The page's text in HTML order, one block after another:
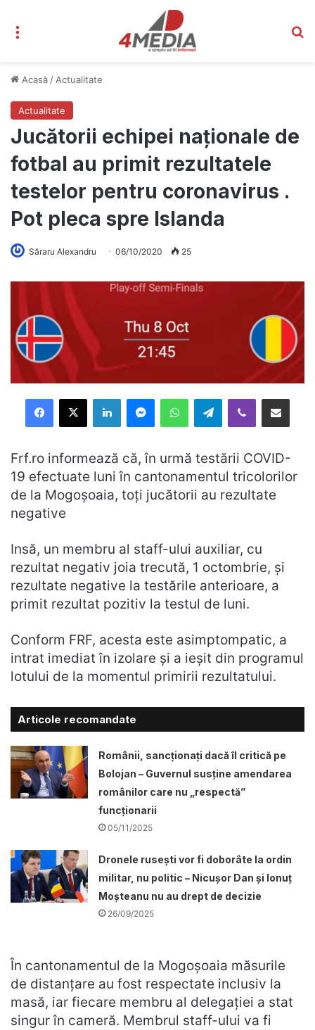
Acasă / Actualitate
Actualitate
Jucătorii echipei naționale de
fotbal au primit rezultatele
testelor pentru coronavirus .
Pot pleca spre Islanda
Săraru Alexandru 06/10/2020 25
Facebook
X LinkedInMessengerWhatsAppTelegramViber Distribuie prin mail
Frf.ro informează că, în urmă testării COVID-
19 efectuate luni în cantonamentul tricolorilor
de la Mogoșoaia, toți jucătorii au rezultate
negative
Insă, un membru al staff-ului auxiliar, cu
rezultat negativ joia trecută, 1 octombrie, și
rezultate negative la testările anterioare, a
primit rezultat pozitiv la testul de luni.
Conform FRF, acesta este asimptompatic, a
intrat imediat în izolare și a ieșit din programul
lotului de la momentul primirii rezultatului.
Articole recomandate
Românii, sancționați dacă îl critică pe
Bolojan – Guvernul susține amendarea
românilor care nu „respectă”
funcționarii
05/11/2025
Dronele ruseşti vor fi doborâte la ordin
militar, nu politic – Nicușor Dan și Ionuț
Moșteanu nu au drept de decizie
26/09/2025
În cantonamentul de la Mogoșoaia măsurile
de distanțare au fost respectate inclusiv la
masă, iar fiecare membru al delegației a stat
singur în cameră. Membrul staff-ului va fi